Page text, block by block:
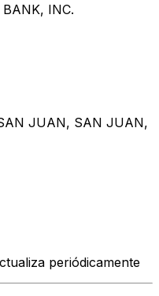
INC.
JUAN, SAN JUAN,
periódicamente